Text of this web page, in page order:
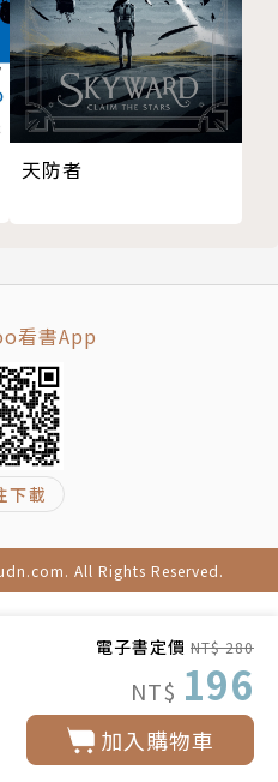
電子書定價 NT$ 280
NT$ 196
加入購物車
天防者
看書App
下載
All Rights Reserved.